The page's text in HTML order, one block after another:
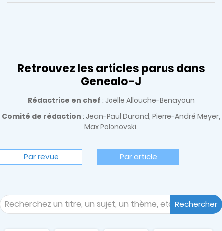
Retrouvez les articles parus dans
Genealo-J
Rédactrice en chef : Joëlle Allouche-Benayoun
Comité de rédaction : Jean-Paul Durand, Pierre-André Meyer,
Max Polonovski.
Par revue Par article
Rechercher